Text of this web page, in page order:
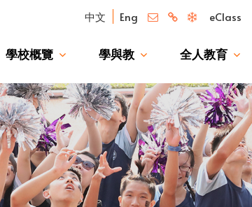
中文 Eng eClass
學校概覽 學與教 全人教育